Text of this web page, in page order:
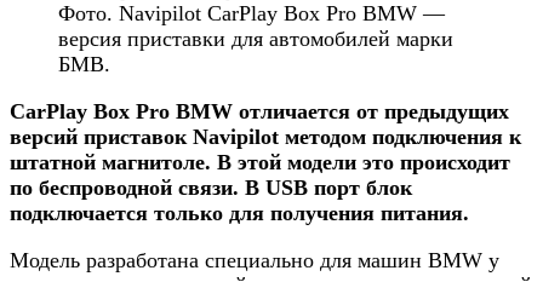
Фото. Navipilot CarPlay Box Pro BMW —
версия приставки для автомобилей марки
БМВ.
CarPlay Box Pro BMW отличается от предыдущих
версий приставок Navipilot методом подключения к
штатной магнитоле. В этой модели это происходит
по беспроводной связи. В USB порт блок
подключается только для получения питания.
Модель разработана специально для машин BMW у